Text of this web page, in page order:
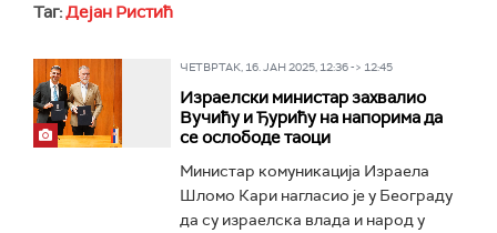
Таг:Дејан Ристић
ЧЕТВРТАК, 16. ЈАН 2025, 12:36 -> 12:45
Израелски министар захвалио
Вучићу и Ђурићу на напорима да
се ослободе таоци
Министар комуникација Израела
Шломо Кари нагласио је у Београду
да су израелска влада и народ у